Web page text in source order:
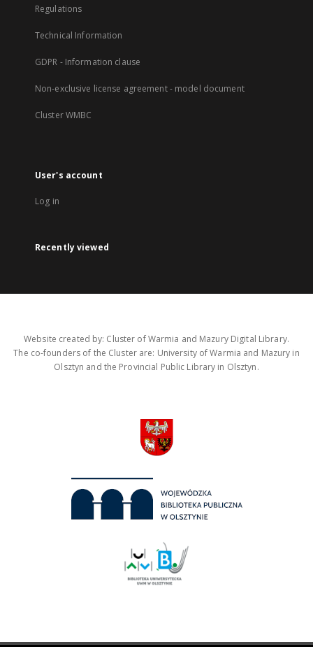
Regulations
Technical Information
GDPR - Information clause
Non-exclusive license agreement - model document
Cluster WMBC
User's account
Log in
Recently viewed
Website created by: Cluster of Warmia and Mazury Digital Library.
The co-founders of the Cluster are: University of Warmia and Mazury in
Olsztyn and the Provincial Public Library in Olsztyn.